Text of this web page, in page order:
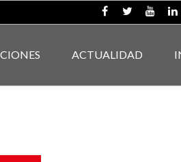
ACTUALIDAD